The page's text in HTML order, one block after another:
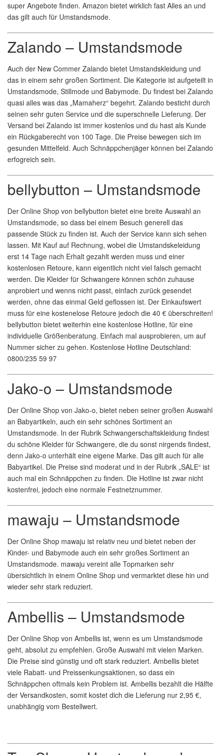
super Angebote finden. Amazon bietet wirklich fast Alles an und
das gilt auch für Umstandsmode.
Zalando – Umstandsmode
Auch der New Commer Zalando bietet Umstandskleidung und
das in einem sehr großen Sortiment. Die Kategorie ist aufgeteilt in
Umstandsmode, Stillmode und Babymode. Du findest bei Zalando
quasi alles was das „Mamaherz“ begehrt. Zalando besticht durch
seinen sehr guten Service und die superschnelle Lieferung. Der
Versand bei Zalando ist immer kostenlos und du hast als Kunde
ein Rückgaberecht von 100 Tage. Die Preise bewegen sich im
gesunden Mittelfeld. Auch Schnäppchenjäger können bei Zalando
erfogreich sein.
bellybutton – Umstandsmode
Der Online Shop von bellybutton bietet eine breite Auswahl an
Umstandsmode, so dass bei einem Besuch generell das
passende Stück zu finden ist. Auch der Service kann sich sehen
lassen. Mit Kauf auf Rechnung, wobei die Umstandskeleidung
erst 14 Tage nach Erhalt gezahlt werden muss und einer
kostenlosen Retoure, kann eigentlich nicht viel falsch gemacht
werden. Die Kleider für Schwangere können schön zuhause
anprobiert und wenns nicht passt, einfach zurück gesendet
werden, ohne das einmal Geld geflossen ist. Der Einkaufswert
muss für eine kostenelose Retoure jedoch die 40 € überschreiten!
bellybutton bietet weiterhin eine kostenlose Hotline, für eine
individuelle Größenberatung. Einfach mal ausprobieren, um auf
Nummer sicher zu gehen. Kostenlose Hotline Deutschland:
0800/235 59 97
Jako-o – Umstandsmode
Der Online Shop von Jako-o, bietet neben seiner großen Auswahl
an Babyartikeln, auch ein sehr schönes Sortiment an
Umstandsmode. In der Rubrik Schwangerschaftskleidung findest
du schöne Kleider für Schwangere, die du sonst nirgends findest,
denn Jako-o unterhält eine eigene Marke. Das gilt auch für alle
Babyartikel. Die Preise sind moderat und in der Rubrik „SALE“ ist
auch mal ein Schnäppchen zu finden. Die Hotline ist zwar nicht
kostenfrei, jedoch eine normale Festnetznummer.
mawaju – Umstandsmode
Der Online Shop mawaju ist relativ neu und bietet neben der
Kinder- und Babymode auch ein sehr großes Sortiment an
Umstandsmode. mawaju vereint alle Topmarken sehr
übersichtlich in einem Online Shop und vermarktet diese hin und
wieder sehr stark reduziert.
Ambellis – Umstandsmode
Der Online Shop von Ambellis ist, wenn es um Umstandsmode
geht, absolut zu empfehlen. Große Auswahl mit vielen Marken.
Die Preise sind günstig und oft stark reduziert. Ambellis bietet
viele Rabatt- und Preissenkungsaktionen, so dass ein
Schnäppchen oftmals kein Problem ist. Ambellis bezahlt die Hälfte
der Versandkosten, somit kostet dich die Lieferung nur 2,95 €,
unabhängig vom Bestellwert.